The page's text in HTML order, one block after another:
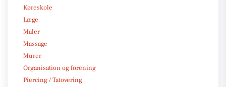
Køreskole
Læge
Maler
Massage
Murer
Organisation og forening
Piercing / Tatovering